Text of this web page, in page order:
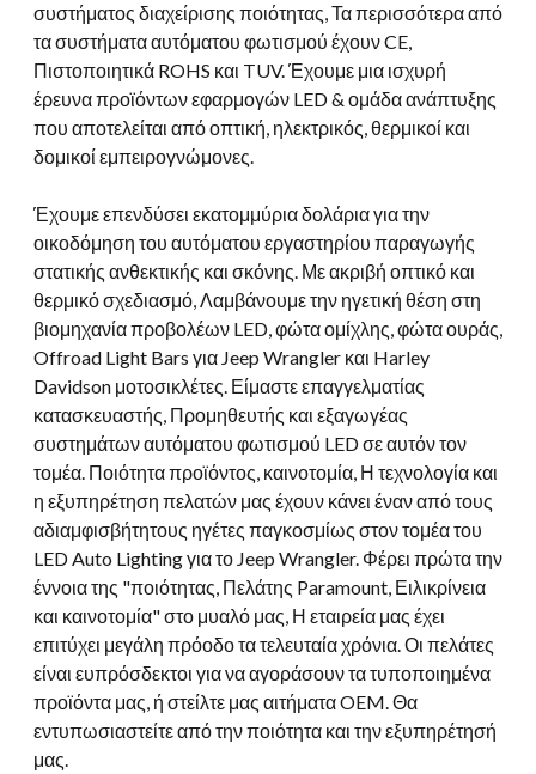
συστήματος διαχείρισης ποιότητας, Τα περισσότερα από
τα συστήματα αυτόματου φωτισμού έχουν CE,
Πιστοποιητικά ROHS και TUV. Έχουμε μια ισχυρή
έρευνα προϊόντων εφαρμογών LED & ομάδα ανάπτυξης
που αποτελείται από οπτική, ηλεκτρικός, θερμικοί και
δομικοί εμπειρογνώμονες.
Έχουμε επενδύσει εκατομμύρια δολάρια για την
οικοδόμηση του αυτόματου εργαστηρίου παραγωγής
στατικής ανθεκτικής και σκόνης. Με ακριβή οπτικό και
θερμικό σχεδιασμό, Λαμβάνουμε την ηγετική θέση στη
βιομηχανία προβολέων LED, φώτα ομίχλης, φώτα ουράς,
Offroad Light Bars για Jeep Wrangler και Harley
Davidson μοτοσικλέτες. Είμαστε επαγγελματίας
κατασκευαστής, Προμηθευτής και εξαγωγέας
συστημάτων αυτόματου φωτισμού LED σε αυτόν τον
τομέα. Ποιότητα προϊόντος, καινοτομία, Η τεχνολογία και
η εξυπηρέτηση πελατών μας έχουν κάνει έναν από τους
αδιαμφισβήτητους ηγέτες παγκοσμίως στον τομέα του
LED Auto Lighting για το Jeep Wrangler. Φέρει πρώτα την
έννοια της "ποιότητας, Πελάτης Paramount, Ειλικρίνεια
και καινοτομία" στο μυαλό μας, Η εταιρεία μας έχει
επιτύχει μεγάλη πρόοδο τα τελευταία χρόνια. Οι πελάτες
είναι ευπρόσδεκτοι για να αγοράσουν τα τυποποιημένα
προϊόντα μας, ή στείλτε μας αιτήματα OEM. Θα
εντυπωσιαστείτε από την ποιότητα και την εξυπηρέτησή
μας.